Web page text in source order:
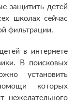
защитить детей
школах сейчас
фильтрации.
в интернете
В поисковых
установить
которых
нежелательного